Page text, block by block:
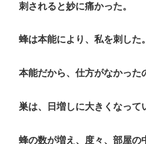
刺されると妙に痛かった。
蜂は本能により、私を刺した。
本能だから、仕方がなかった
巣は、日増しに大きくなって
蜂の数が増え、度々、部屋の